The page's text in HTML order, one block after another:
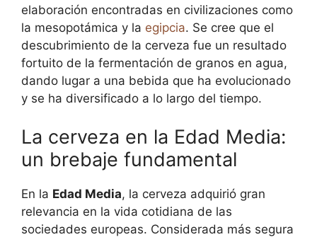
elaboración encontradas en civilizaciones como
la mesopotámica y la egipcia. Se cree que el
descubrimiento de la cerveza fue un resultado
fortuito de la fermentación de granos en agua,
dando lugar a una bebida que ha evolucionado
y se ha diversificado a lo largo del tiempo.
La cerveza en la Edad Media:
un brebaje fundamental
En la Edad Media, la cerveza adquirió gran
relevancia en la vida cotidiana de las
sociedades europeas. Considerada más segura